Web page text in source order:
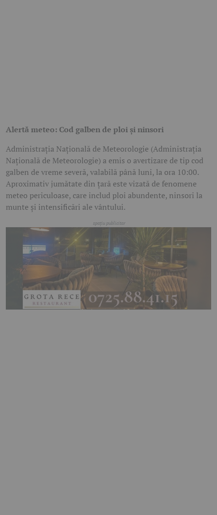
Alertă meteo: Cod galben de ploi și ninsori
Administrația Națională de Meteorologie (Administrația
Națională de Meteorologie) a emis o avertizare de tip cod
galben de vreme severă, valabilă până luni, la ora 10:00.
Aproximativ jumătate din țară este vizată de fenomene
meteo periculoase, care includ ploi abundente, ninsori la
munte și intensificări ale vântului.